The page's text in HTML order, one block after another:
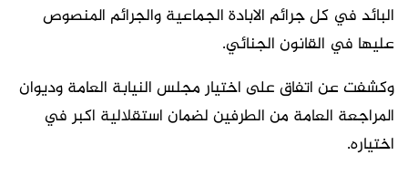
البائد في كل جرائم الابادة الجماعية والجرائم المنصوص
عليها في القانون الجنائي.
وكشفت عن اتفاق على اختيار مجلس النيابة العامة وديوان
المراجعة العامة من الطرفين لضمان استقلالية اكبر في
اختياره.